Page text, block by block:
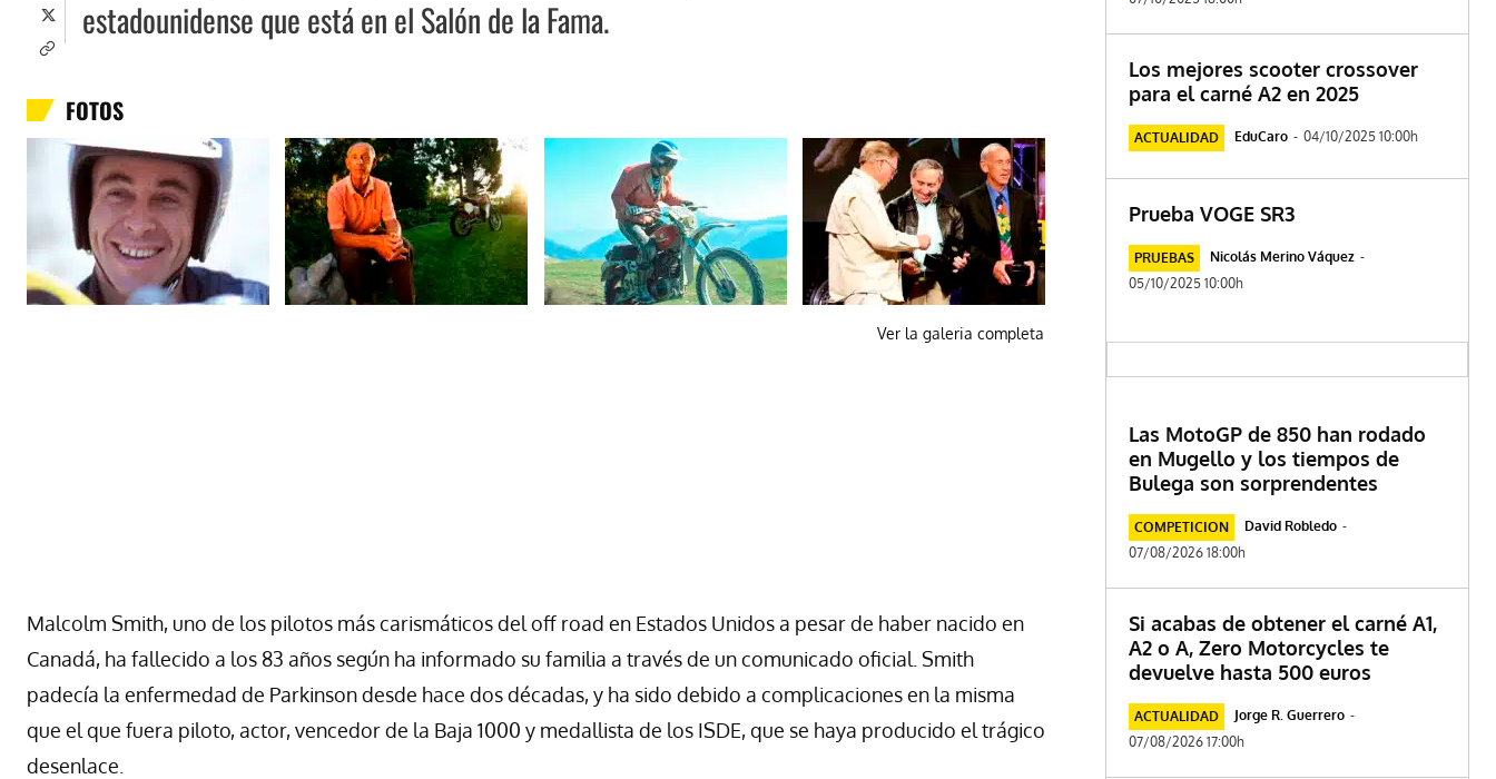
estadounidense que está en el Salón de la Fama.
FOTOS
Ver la galeria completa
Malcolm Smith, uno de los pilotos más carismáticos del off road en Estados Unidos a pesar de haber nacido en
Canadá, ha fallecido a los 83 años según ha informado su familia a través de un comunicado oficial. Smith
padecía la enfermedad de Parkinson desde hace dos décadas, y ha sido debido a complicaciones en la misma
que el que fuera piloto, actor, vencedor de la Baja 1000 y medallista de los ISDE, que se haya producido el trágico
desenlace.
Los mejores scooter crossover
para el carné A2 en 2025
ACTUALIDAD EduCaro - 04/10/2025 10:00h
Prueba VOGE SR3
PRUEBAS Nicolás Merino Váquez -
05/10/2025 10:00h
Las MotoGP de 850 han rodado
en Mugello y los tiempos de
Bulega son sorprendentes
COMPETICION David Robledo -
07/08/2026 18:00h
Si acabas de obtener el carné A1,
A2 o A, Zero Motorcycles te
devuelve hasta 500 euros
ACTUALIDAD Jorge R. Guerrero -
07/08/2026 17:00h